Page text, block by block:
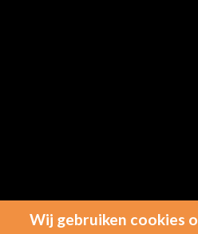
Wij gebruiken cookies